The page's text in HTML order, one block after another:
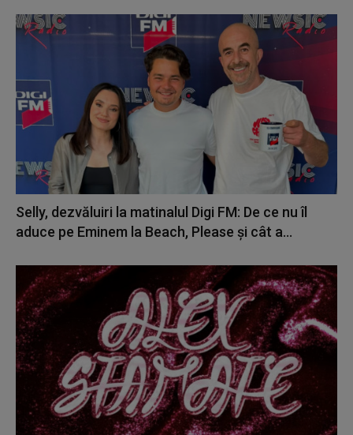
Selly, dezvăluiri la matinalul Digi FM: De ce nu îl
aduce pe Eminem la Beach, Please și cât a...